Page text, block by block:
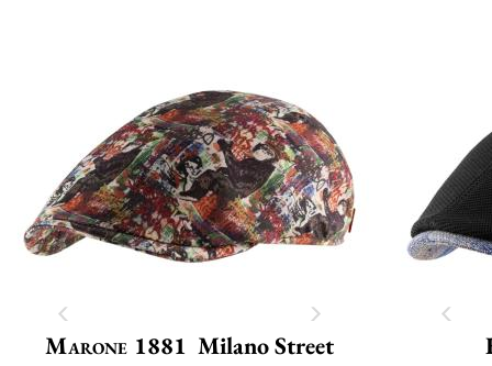
Marone 1881 Milano Street